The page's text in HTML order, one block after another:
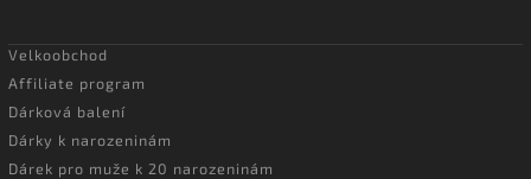
Velkoobchod
Affiliate program
Dárková balení
Dárky k narozeninám
Dárek pro muže k 20 narozeninám